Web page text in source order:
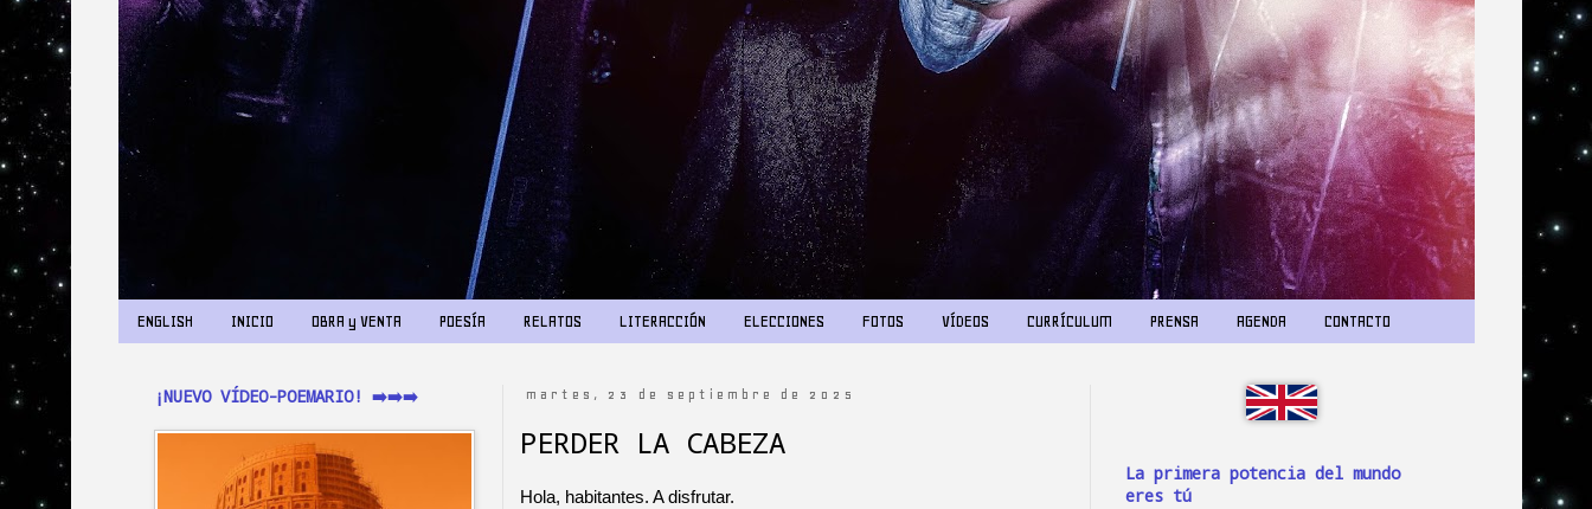
ENGLISH INICIO OBRA y VENTA POESÍA RELATOS LITERACCIÓN ELECCIONES FOTOS VÍDEOS CURRÍCULUM PRENSA AGENDA CONTACTO
martes, 23 de septiembre de 2025
PERDER LA CABEZA
Hola, habitantes. A disfrutar.
¡NUEVO VÍDEO-POEMARIO! ➡️➡️➡️
La primera potencia del mundo
eres tú